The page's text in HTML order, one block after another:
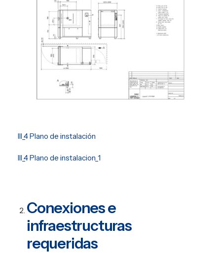
III_4 Plano de instalación
III_4 Plano de instalacion_1
Conexiones e
infraestructuras
requeridas